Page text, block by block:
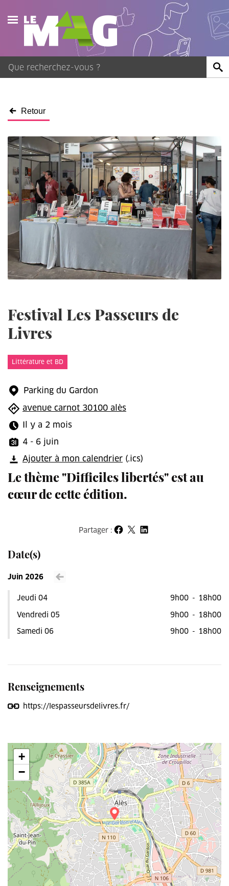
Actualités
Agenda
Contact
Retour
Date(s)
Voir le mois précédent
Juin 2026
Jeudi 04 9h00 - 18h00
Vendredi 05
9h00 - 18h00
Samedi 06
9h00 - 18h00
Renseignements
https://lespasseursdelivres.fr/
+
−
Festival Les Passeurs de
Livres
Littérature et BD
Parking du Gardon
avenue carnot 30100 alès
Il y a 2 mois
4 - 6 juin
Ajouter à mon calendrier (.ics)
Le thème "Difficiles libertés" est au
cœur de cette édition.
Partager :Partager sur Facebook
Partager sur X
Partager sur LinkedIn